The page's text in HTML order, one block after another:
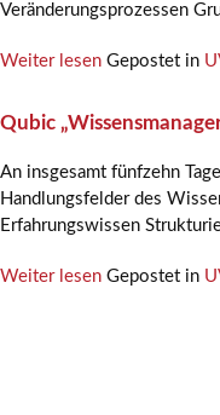
Veränderungsprozessen
Weiter lesen Gepostet in
Qubic
An insgesamt fünfzehn
Handlungsfelder des
Erfahrungswissen
Weiter lesen Gepostet in